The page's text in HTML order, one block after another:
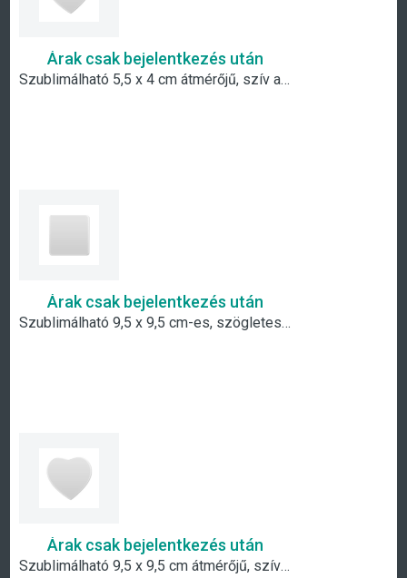
Árak csak bejelentkezés után
Szublimálható 5,5 x 4 cm átmérőjű, szív alakú hűtőmágnes
Árak csak bejelentkezés után
Szublimálható 9,5 x 9,5 cm-es, szögletes hűtőmágnes
Árak csak bejelentkezés után
Szublimálható 9,5 x 9,5 cm átmérőjű, szív alakú hűtőmágnes